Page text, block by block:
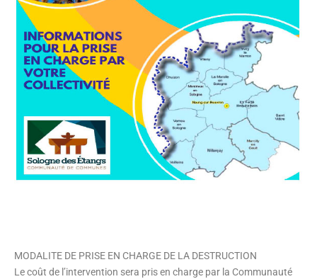
MODALITE DE PRISE EN CHARGE DE LA DESTRUCTION
Le coût de l’intervention sera pris en charge par la Communauté